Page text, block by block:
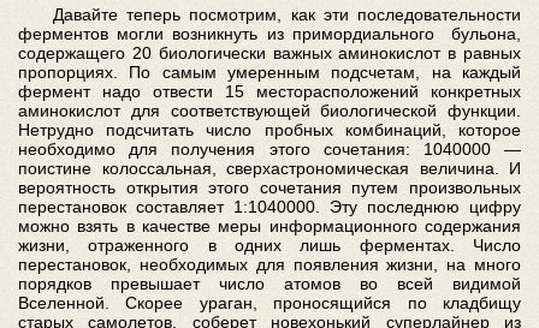
Давайте теперь посмотрим, как эти последовательности
ферментов могли возникнуть из примордиального бульона,
содержащего 20 биологически важных аминокислот в равных
пропорциях. По самым умеренным подсчетам, на каждый
фермент надо отвести 15 месторасположений конкретных
аминокислот для соответствующей биологической функции.
Нетрудно подсчитать число пробных комбинаций, которое
необходимо для получения этого сочетания: 1040000 —
поистине колоссальная, сверхастрономическая величина. И
вероятность открытия этого сочетания путем произвольных
перестановок составляет 1:1040000. Эту последнюю цифру
можно взять в качестве меры информационного содержания
жизни, отраженного в одних лишь ферментах. Число
перестановок, необходимых для появления жизни, на много
порядков превышает число атомов во всей видимой
Вселенной. Скорее ураган, проносящийся по кладбищу
старых самолетов, соберет новехонький суперлайнер из